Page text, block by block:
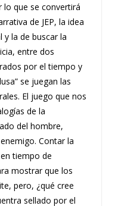
lo que se convertirá
de JEP, la idea
la de buscar la
entre dos
por el tiempo y
se juegan las
El juego que nos
de la
del hombre,
Contar la
tiempo de
mostrar que los
pero, ¿qué cree
sellado por el